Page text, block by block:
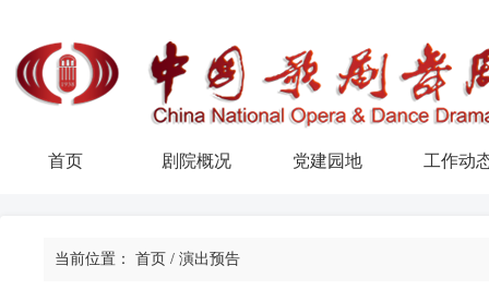
首页 剧院概况 党建园地 工作动
当前位置： 首页 / 演出预告